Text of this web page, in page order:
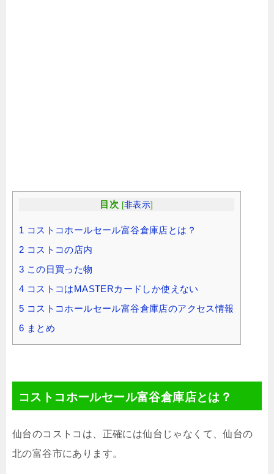
目次 [非表示]
1 コストコホールセール富谷倉庫店とは？
2 コストコの店内
3 この日買った物
4 コストコはMASTERカードしか使えない
5 コストコホールセール富谷倉庫店のアクセス情報
6 まとめ
コストコホールセール富谷倉庫店とは？
仙台のコストコは、正確には仙台じゃなくて、仙台の
北の富谷市にあります。